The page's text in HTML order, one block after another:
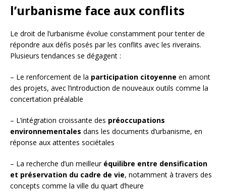
l’urbanisme face aux conflits
Le droit de l’urbanisme évolue constamment pour tenter de
répondre aux défis posés par les conflits avec les riverains.
Plusieurs tendances se dégagent :
– Le renforcement de la participation citoyenne en amont
des projets, avec l’introduction de nouveaux outils comme la
concertation préalable
– L’intégration croissante des préoccupations
environnementales dans les documents d’urbanisme, en
réponse aux attentes sociétales
– La recherche d’un meilleur équilibre entre densification
et préservation du cadre de vie, notamment à travers des
concepts comme la ville du quart d’heure